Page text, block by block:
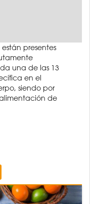
presentes
una de las 13
en el
siendo por
de